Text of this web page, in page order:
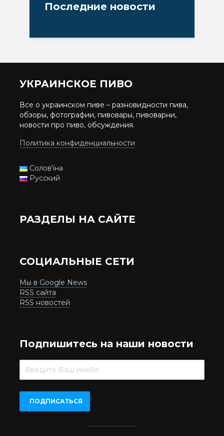
Последние новости
УКРАИНСКОЕ ПИВО
Все о украинском пиве – разновидности пива,
обзоры, фотографии, пивовары, пивоварни,
новости про пиво, обсуждения.
Политика конфиденциальности
Солов'їна
Русский
РАЗДЕЛЫ НА САЙТЕ
СОЦИАЛЬНЫЕ СЕТИ
Мы в Google News
RSS сайта
RSS новостей
Подпишитесь на наши новости